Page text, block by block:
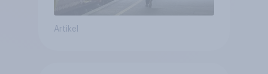
Artikel